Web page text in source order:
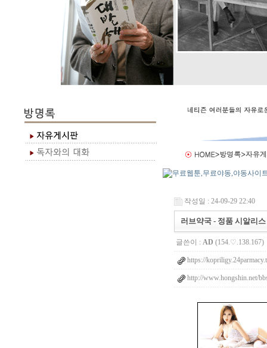
작성일 : 24-09-29 22:40
러브약국 - 정품 시알리
글쓴이 : AD (154.♡.138.167)
https://
http://www.hongshin.net/